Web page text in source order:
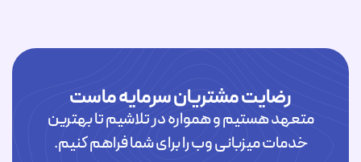
رضایت مشتریان سرمایه ماست
متعهد هستیم و همواره در تلاشیم تا بهترین
خدمات میزبانی وب را برای شما فراهم کنیم.